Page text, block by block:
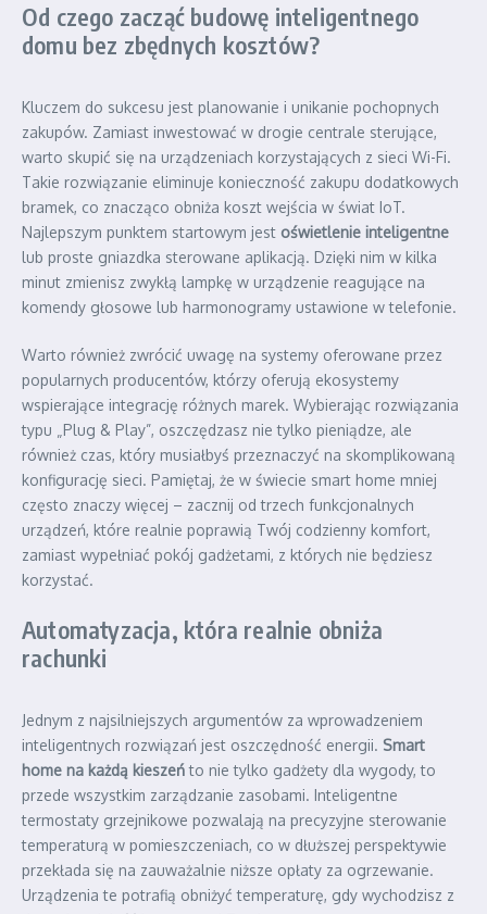
Od czego zacząć budowę inteligentnego
domu bez zbędnych kosztów?
Kluczem do sukcesu jest planowanie i unikanie pochopnych
zakupów. Zamiast inwestować w drogie centrale sterujące,
warto skupić się na urządzeniach korzystających z sieci Wi-Fi.
Takie rozwiązanie eliminuje konieczność zakupu dodatkowych
bramek, co znacząco obniża koszt wejścia w świat IoT.
Najlepszym punktem startowym jest oświetlenie inteligentne
lub proste gniazdka sterowane aplikacją. Dzięki nim w kilka
minut zmienisz zwykłą lampkę w urządzenie reagujące na
komendy głosowe lub harmonogramy ustawione w telefonie.
Warto również zwrócić uwagę na systemy oferowane przez
popularnych producentów, którzy oferują ekosystemy
wspierające integrację różnych marek. Wybierając rozwiązania
typu „Plug & Play”, oszczędzasz nie tylko pieniądze, ale
również czas, który musiałbyś przeznaczyć na skomplikowaną
konfigurację sieci. Pamiętaj, że w świecie smart home mniej
często znaczy więcej – zacznij od trzech funkcjonalnych
urządzeń, które realnie poprawią Twój codzienny komfort,
zamiast wypełniać pokój gadżetami, z których nie będziesz
korzystać.
Automatyzacja, która realnie obniża
rachunki
Jednym z najsilniejszych argumentów za wprowadzeniem
inteligentnych rozwiązań jest oszczędność energii. Smart
home na każdą kieszeńto nie tylko gadżety dla wygody, to
przede wszystkim zarządzanie zasobami. Inteligentne
termostaty grzejnikowe pozwalają na precyzyjne sterowanie
temperaturą w pomieszczeniach, co w dłuższej perspektywie
przekłada się na zauważalnie niższe opłaty za ogrzewanie.
Urządzenia te potrafią obniżyć temperaturę, gdy wychodzisz z